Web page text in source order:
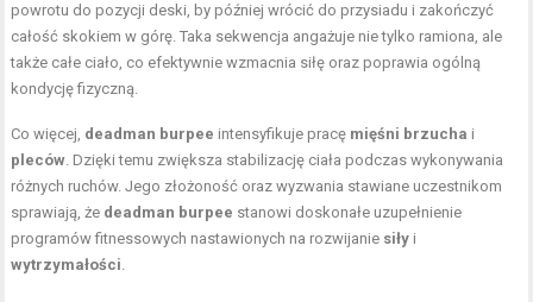
powrotu do pozycji deski, by później wrócić do przysiadu i zakończyć
całość skokiem w górę. Taka sekwencja angażuje nie tylko ramiona, ale
także całe ciało, co efektywnie wzmacnia siłę oraz poprawia ogólną
kondycję fizyczną.
Co więcej, deadman burpee intensyfikuje pracę mięśni brzucha i
pleców. Dzięki temu zwiększa stabilizację ciała podczas wykonywania
różnych ruchów. Jego złożoność oraz wyzwania stawiane uczestnikom
sprawiają, że deadman burpee stanowi doskonałe uzupełnienie
programów fitnessowych nastawionych na rozwijanie siły i
wytrzymałości.